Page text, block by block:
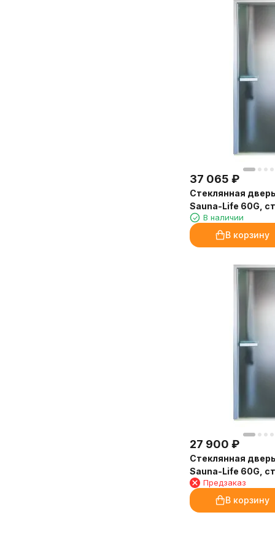
37 065 ₽
Стеклянная
Sauna-Life 60G,
60x190 см.
В наличии
В корзину
27 900 ₽
Стеклянная
Sauna-Life 60G,
80x190 см.
Предзаказ
В корзину